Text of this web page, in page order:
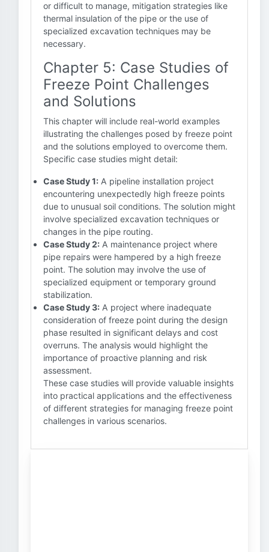
or difficult to manage, mitigation strategies like
thermal insulation of the pipe or the use of
specialized excavation techniques may be
necessary.
Chapter 5: Case Studies of
Freeze Point Challenges
and Solutions
This chapter will include real-world examples
illustrating the challenges posed by freeze point
and the solutions employed to overcome them.
Specific case studies might detail:
Case Study 1: A pipeline installation project
encountering unexpectedly high freeze points
due to unusual soil conditions. The solution might
involve specialized excavation techniques or
changes in the pipe routing.
Case Study 2: A maintenance project where
pipe repairs were hampered by a high freeze
point. The solution may involve the use of
specialized equipment or temporary ground
stabilization.
Case Study 3: A project where inadequate
consideration of freeze point during the design
phase resulted in significant delays and cost
overruns. The analysis would highlight the
importance of proactive planning and risk
assessment.
These case studies will provide valuable insights
into practical applications and the effectiveness
of different strategies for managing freeze point
challenges in various scenarios.